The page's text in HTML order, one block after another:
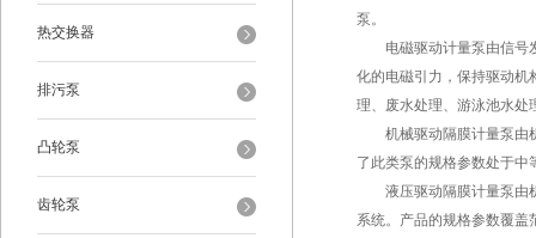
热交换器
排污泵
凸轮泵
齿轮泵
泵。
电磁驱动计量泵由信号发
化的电磁引力，保持驱动机
理、废水处理、游泳池水处
机械驱动隔膜计量泵由机
了此类泵的规格参数处于
液压驱动隔膜计量泵由机
系统。产品的规格参数覆